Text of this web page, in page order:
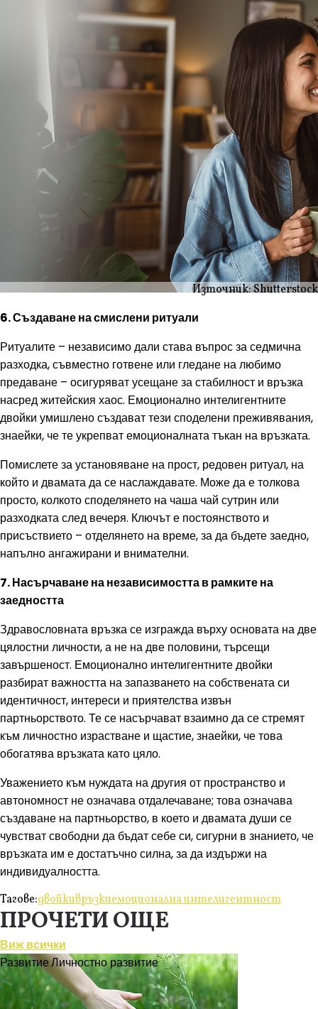
Източник: Shutterstock
6. Създаване на смислени ритуали
Ритуалите – независимо дали става въпрос за седмична
разходка, съвместно готвене или гледане на любимо
предаване – осигуряват усещане за стабилност и връзка
насред житейския хаос. Емоционално интелигентните
двойки умишлено създават тези споделени преживявания,
знаейки, че те укрепват емоционалната тъкан на връзката.
Помислете за установяване на прост, редовен ритуал, на
който и двамата да се наслаждавате. Може да е толкова
просто, колкото споделянето на чаша чай сутрин или
разходката след вечеря. Ключът е постоянството и
присъствието – отделянето на време, за да бъдете заедно,
напълно ангажирани и внимателни.
7. Насърчаване на независимостта в рамките на
заедността
Здравословната връзка се изгражда върху основата на две
цялостни личности, а не на две половини, търсещи
завършеност. Емоционално интелигентните двойки
разбират важността на запазването на собствената си
идентичност, интереси и приятелства извън
партньорството. Те се насърчават взаимно да се стремят
към личностно израстване и щастие, знаейки, че това
обогатява връзката като цяло.
Уважението към нуждата на другия от пространство и
автономност не означава отдалечаване; това означава
създаване на партньорство, в което и двамата души се
чувстват свободни да бъдат себе си, сигурни в знанието, че
връзката им е достатъчно силна, за да издържи на
индивидуалността.
Тагове:двойкивръзкиемоционална интелигентност
ПРОЧЕТИ ОЩЕ
Виж всички
РазвитиеЛичностно развитие